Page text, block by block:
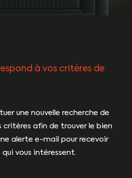
à vos critères de
une nouvelle recherche de
afin de trouver le bien
alerte e-mail pour recevoir
vous intéressent.